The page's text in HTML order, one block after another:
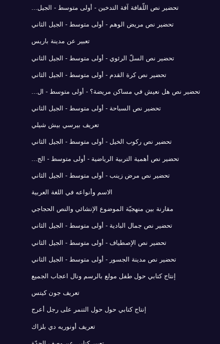
تحضير نص اللّفافة آفة التدخين - أولى متوسط - الجيل...
تحضير نص مريض الوهم - أولى متوسط - الجيل الثاني
تعبير عن مدينة باريس
تحضير نص السلّ الرئوي - أولى متوسط - الجيل الثاني
تحضير نص كرة القدم - أولى متوسط - الجيل الثاني
تحضير نص هل نعيش في مساكن مريضة؟ - أولى متوسط - ال...
تحضير نص السباحة - أولى متوسط - الجيل الثاني
تعريف بيرسي بيش شيلي
تحضير نص ركوب الخيل - أولى متوسط - الجيل الثاني
تحضير نص أهمية التربية الرياضية - أولى متوسط - الج...
تحضير نص مرض زينب - أولى متوسط - الجيل الثاني
الاسم وأنواعه في اللغة العربية
مقارنة بين منهجيّة الموضوع الإنشائي والنص الحجاجي
تحضير نص جمال البادية - أولى متوسط - الجيل الثاني
تحضير نص الإصطياف - أولى متوسط - الجيل الثاني
تحضير نص مدينة الجسور - أولى متوسط - الجيل الثاني
إنتاج كتابي حول طفل مولع بالرسم ونال اعجاب الجميع
تعريف جون كيتس
إنتاج كتابي حول حول التنمر على رجل أعرج
تعريف أونوريه دي بلزاك